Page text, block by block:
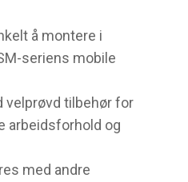
å montere i
seriens mobile
velprøvd tilbehør for
arbeidsforhold og
med andre